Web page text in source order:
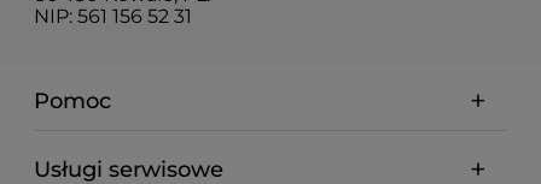
NIP: 561 156 52 31
Pomoc
Usługi serwisowe